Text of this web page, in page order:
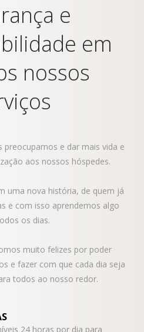
e
em
nossos
preocupamos e dar mais vida e
aos nossos hóspedes.
uma nova história, de quem já
e com isso aprendemos algo
os dias.
muito felizes por poder
e fazer com que cada dia seja
todos ao nosso redor.
24 horas por dia para